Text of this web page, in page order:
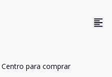
para comprar